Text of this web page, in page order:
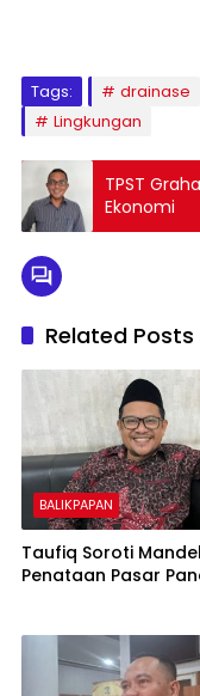
Tags: drainase
Lingkungan
TPST
Ekonomi
Related Posts
BALIKPAPAN
Taufiq Soroti
Penataan Pasar